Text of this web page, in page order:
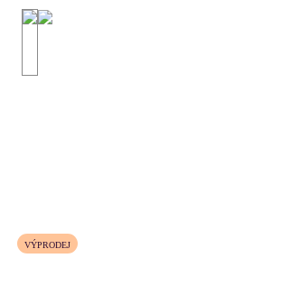
VÝPRODEJ